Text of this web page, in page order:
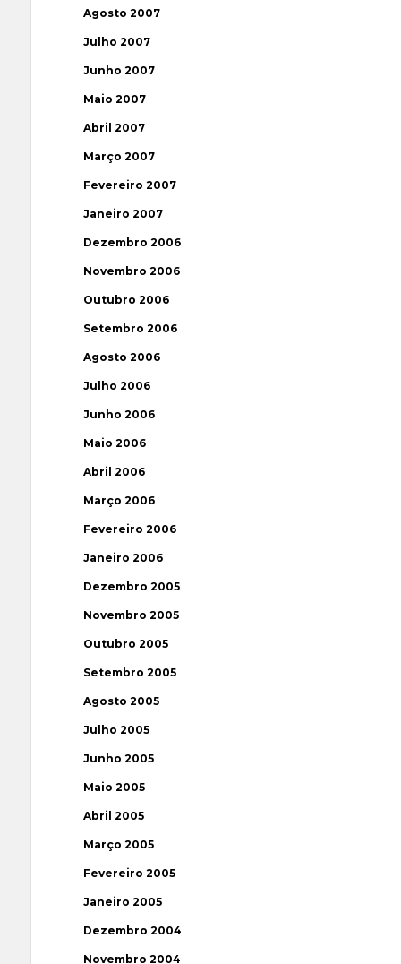
Agosto 2007
Julho 2007
Junho 2007
Maio 2007
Abril 2007
Março 2007
Fevereiro 2007
Janeiro 2007
Dezembro 2006
Novembro 2006
Outubro 2006
Setembro 2006
Agosto 2006
Julho 2006
Junho 2006
Maio 2006
Abril 2006
Março 2006
Fevereiro 2006
Janeiro 2006
Dezembro 2005
Novembro 2005
Outubro 2005
Setembro 2005
Agosto 2005
Julho 2005
Junho 2005
Maio 2005
Abril 2005
Março 2005
Fevereiro 2005
Janeiro 2005
Dezembro 2004
Novembro 2004